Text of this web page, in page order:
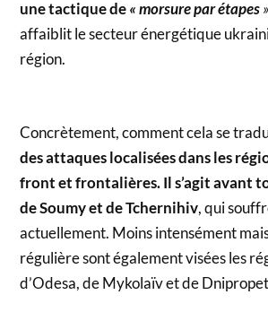
une tactique de« morsure par étapes
affaiblit le secteur énergétique
région.
Concrètement, comment cela se
des attaques localisées dans les
front et frontalières. Il s’agit avant
de Soumy et de Tchernihiv, qui
actuellement. Moins intensément
régulière sont également visées les
d’Odesa, de Mykolaïv et de